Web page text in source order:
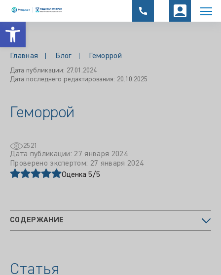
Открыть панель инструментов
Главная Блог Геморрой
Дата публикации: 27.01.2024
Дата последнего редактирования: 20.10.2025
Геморрой
2521
Дата публикации: 27 января 2024
Проверено экспертом: 27 января 2024
Оценка 5/5
СОДЕРЖАНИЕ
Статья